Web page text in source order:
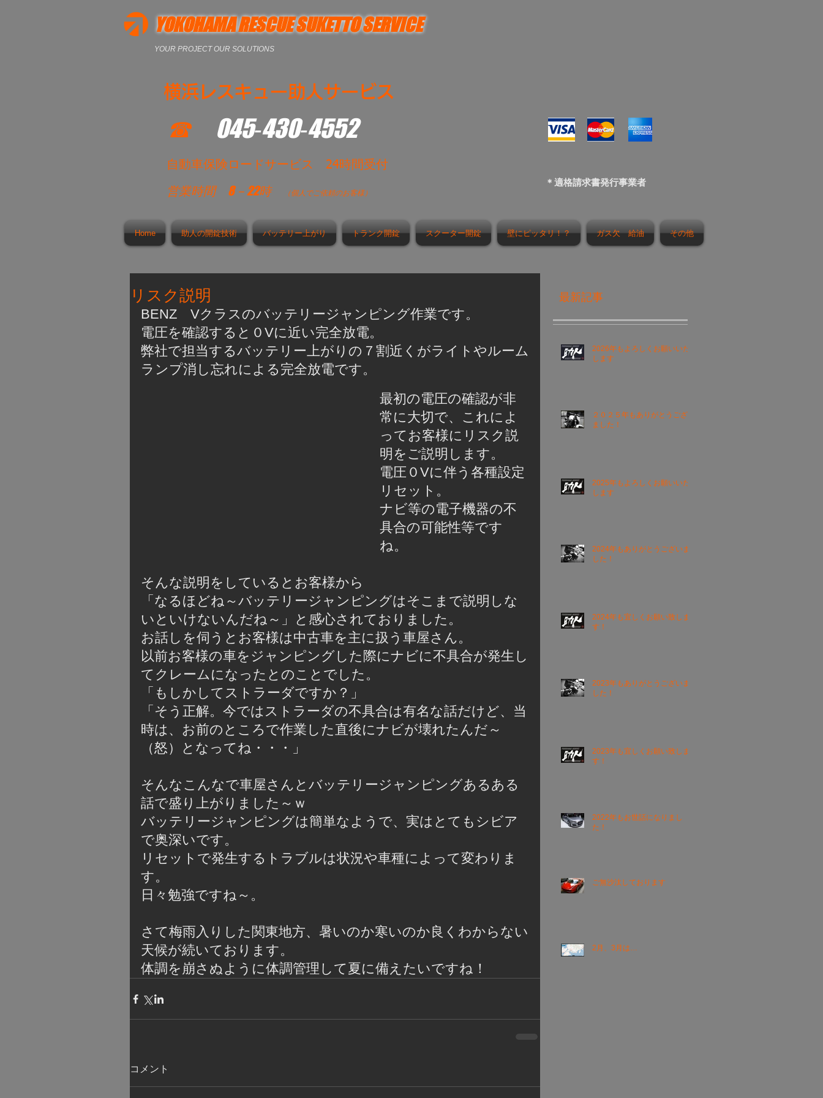
YOKOHAMA RESCUE SUKETTO SERVICE
YOUR PROJECT OUR SOLUTIONS
横浜レスキュー助人サービス
☎ 045‐430‐4552
​自動車保険ロードサービス 24時間受付
営業時間 8－22時 （個人でご依頼のお客様）
＊適格請求書発行事業者
Home 助人の開錠技術 バッテリー上がり トランク開錠 スクーター開錠 壁にピッタリ！？ ガス欠 給油 その他
リスク説明
BENZ　Vクラスのバッテリージャンピング作業です。
電圧を確認すると０Vに近い完全放電。
弊社で担当するバッテリー上がりの７割近くがライトやルーム
ランプ消し忘れによる完全放電です。
最初の電圧の確認が非
常に大切で、これによ
ってお客様にリスク説
明をご説明します。
電圧０Vに伴う各種設定
リセット。
ナビ等の電子機器の不
具合の可能性等です
ね。
そんな説明をしているとお客様から
「なるほどね～バッテリージャンピングはそこまで説明しな
いといけないんだね～」と感心されておりました。
お話しを伺うとお客様は中古車を主に扱う車屋さん。
以前お客様の車をジャンピングした際にナビに不具合が発生し
てクレームになったとのことでした。
「もしかしてストラーダですか？」
「そう正解。今ではストラーダの不具合は有名な話だけど、当
時は、お前のところで作業した直後にナビが壊れたんだ～
（怒）となってね・・・」
そんなこんなで車屋さんとバッテリージャンピングあるある
話で盛り上がりました～ｗ
バッテリージャンピングは簡単なようで、実はとてもシビア
で奥深いです。
リセットで発生するトラブルは状況や車種によって変わりま
す。
日々勉強ですね～。
さて梅雨入りした関東地方、暑いのか寒いのか良くわからない
天候が続いております。
体調を崩さぬように体調管理して夏に備えたいですね！
コメント
最新記事
2026年もよろしくお願いいた
します
２０２５年もありがとうござい
ました！
2025年もよろしくお願いいた
します
2024年もありがとうございま
した！
2024年も宜しくお願い致しま
す！
2023年もありがとうございま
した！
2023年も宜しくお願い致しま
す！
2022年もお世話になりまし
た！
ご無沙汰しております
2月、3月は…